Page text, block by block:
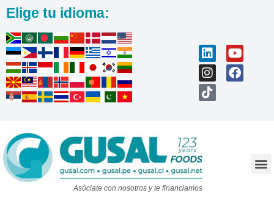
Elige tu idioma:
Asóciate con nosotros y te financiamos